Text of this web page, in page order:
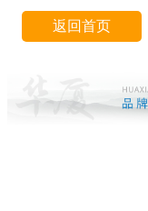
返回首页